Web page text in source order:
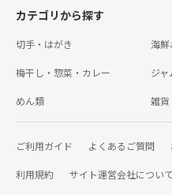
カテゴリから探す
切手・はがき 海鮮
梅干し・惣菜・カレー ジ
めん類 雑貨
ご利用ガイド よくあるご質問
利用規約 サイト運営会社について